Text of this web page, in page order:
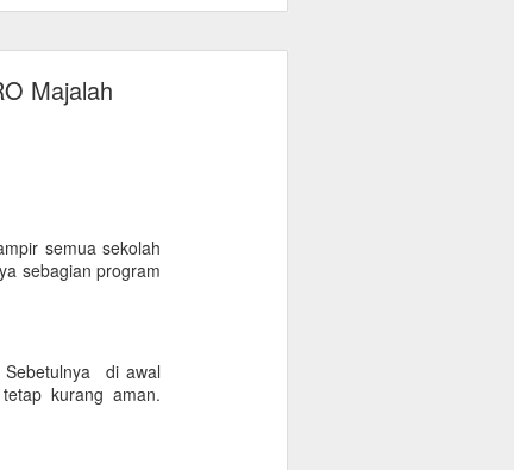
Majalah
semua sekolah
sebagian program
Sebetulnya di awal
kurang aman.